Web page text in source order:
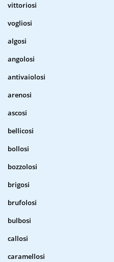
vittoriosi
vogliosi
algosi
angolosi
antivaiolosi
arenosi
ascosi
bellicosi
bollosi
bozzolosi
brigosi
brufolosi
bulbosi
callosi
caramellosi